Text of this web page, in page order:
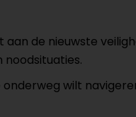
de nieuwste
noodsituaties.
onderweg wilt